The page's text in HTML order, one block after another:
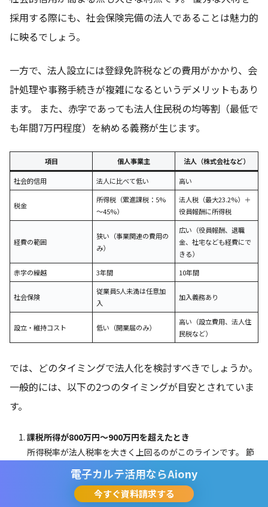
採用する際にも、社会保険完備の法人であることは魅力的
に映るでしょう。
一方で、法人設立には登録免許税などの費用がかかり、会
計処理や事務手続きが複雑になるというデメリットもあり
ます。 また、赤字であっても法人住民税の均等割（最低で
も年間7万円程度）を納める義務が生じます。
項目 個人事業主 法人（株式会社など）
社会的信用 法人に比べて低い 高い
税金
所得税（累進課税：5%
～45%）
法人税（最大23.2%）＋
役員報酬に所得税
経費の範囲
狭い（事業関連の費用の
み）
広い（役員報酬、退職
金、社宅なども経費にで
きる）
赤字の繰越
3年間 10年間
社会保険
従業員5人未満は任意加
入
加入義務あり
設立・維持コスト 低い（開業届のみ）
高い（設立費用、法人住
民税など）
では、どのタイミングで法人化を検討すべきでしょうか。
一般的には、以下の2つのタイミングが目安とされていま
す。
課税所得が800万円～900万円を超えたとき
所得税率が法人税率を大きく上回るのがこのラインです。 節
税メリットを具体的にシミュレーションし、法人化後の社会
保険料負担なども考慮して判断することが重要です。
年間売上が1000万円を超えたとき
電子カルテ活用ならAiony
今すぐ資料請求する